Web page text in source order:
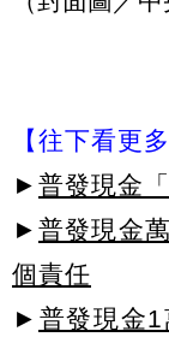
【往下看更多
► 普發現金
► 普發現金
個責任
► 普發現金1